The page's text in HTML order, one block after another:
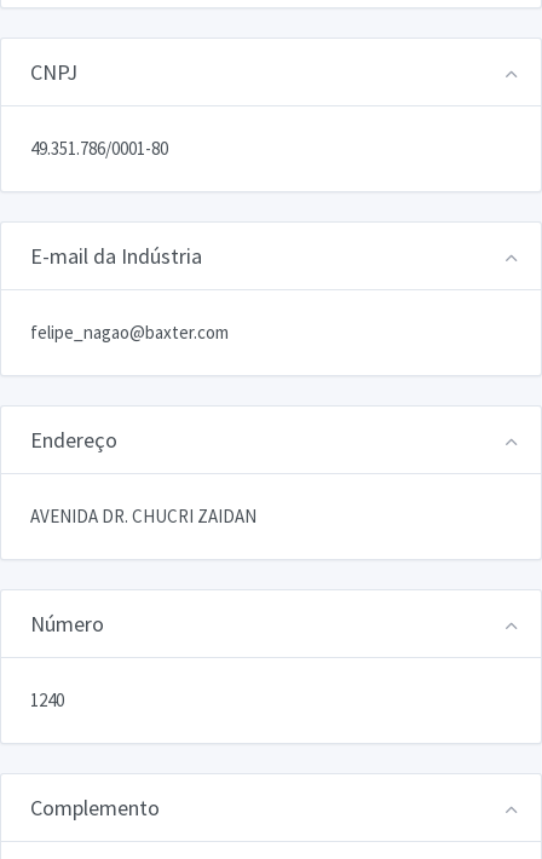
CNPJ
49.351.786/0001-80
E-mail da Indústria
felipe_nagao@baxter.com
Endereço
AVENIDA DR. CHUCRI ZAIDAN
Número
1240
Complemento